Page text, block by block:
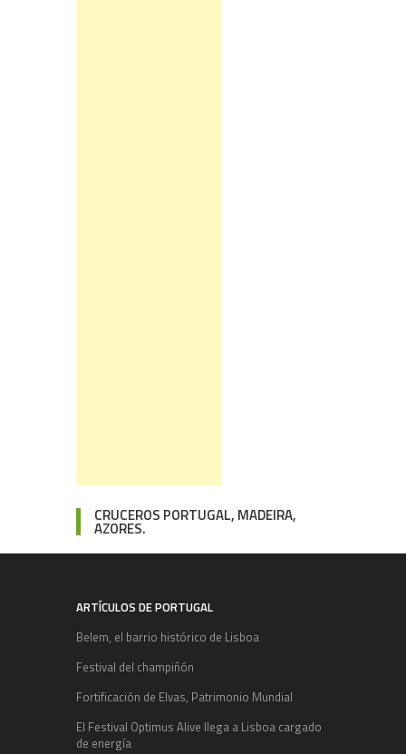
CRUCEROS PORTUGAL, MADEIRA,
AZORES.
ARTÍCULOS DE PORTUGAL
Belem, el barrio histórico de Lisboa
Festival del champiñón
Fortificación de Elvas, Patrimonio Mundial
El Festival Optimus Alive llega a Lisboa cargado
de energía